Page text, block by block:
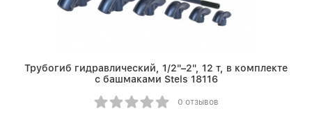
Трубогиб гидравлический, 1/2"–2", 12 т, в комплекте
с башмаками Stels 18116
0 отзывов